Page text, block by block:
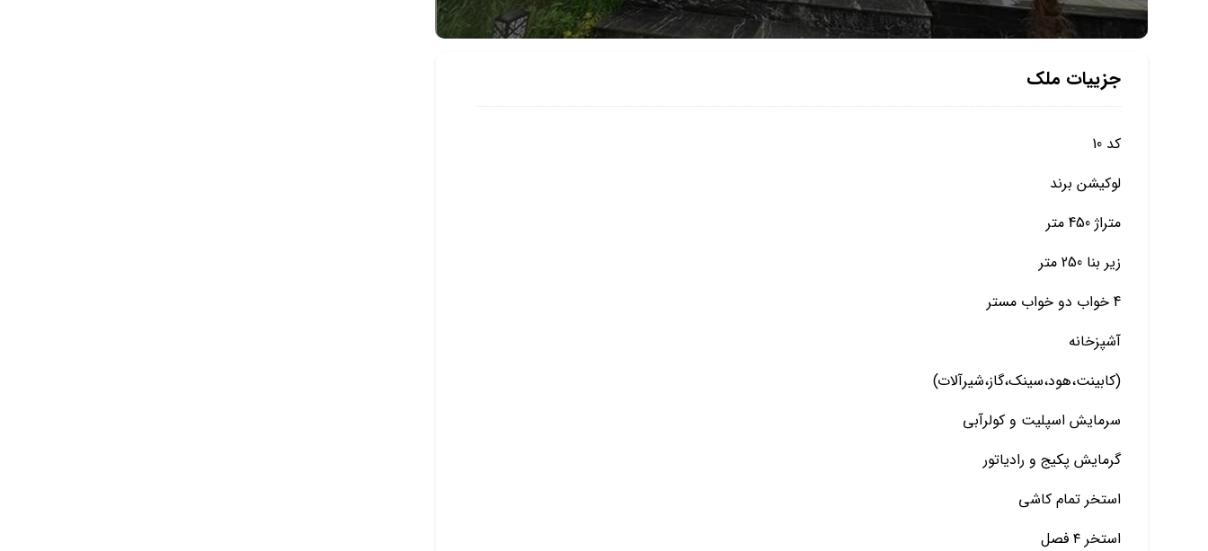
جزییات ملک
کد 10
لوکیشن برند
متراژ 450 متر
زیر بنا 250 متر
4 خواب دو خواب مستر
آشپزخانه
(کابینت،هود،سینک،گاز،شیرآلات)
سرمایش اسپلیت و کولرآبی
گرمایش پکیج و رادیاتور
استخر تمام کاشی
استخر ۴ فصل